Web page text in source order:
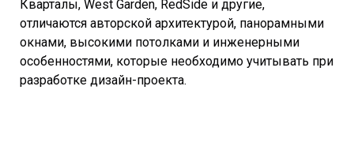
Кварталы, West Garden, RedSide и другие,
отличаются авторской архитектурой, панорамными
окнами, высокими потолками и инженерными
особенностями, которые необходимо учитывать при
разработке дизайн-проекта.